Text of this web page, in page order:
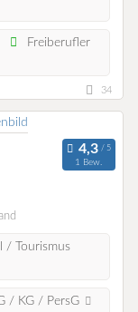
Freiberufler
34
1 Bew.
/ Tourismus
/ KG / PersG